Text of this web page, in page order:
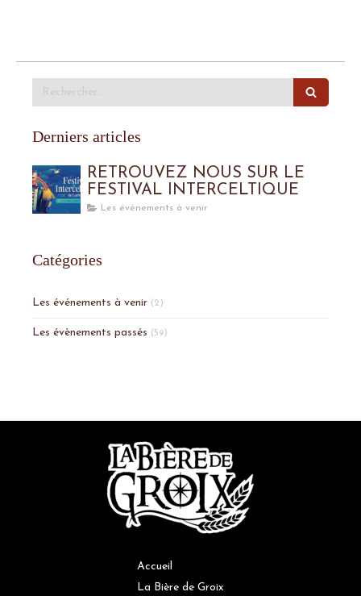
Derniers articles
RETROUVEZ NOUS SUR LE
FESTIVAL INTERCELTIQUE
Les événements à venir
Catégories
Les événements à venir (2)
Les évènements passés (59)
Accueil
La Bière de Groix